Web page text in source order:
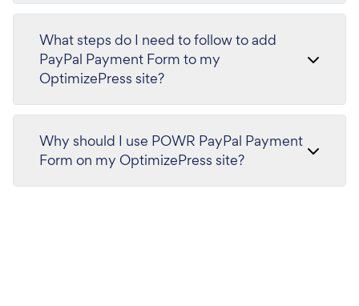
What steps do I need to follow to add
PayPal Payment Form to my
OptimizePress site?
Why should I use POWR PayPal Payment
Form on my OptimizePress site?